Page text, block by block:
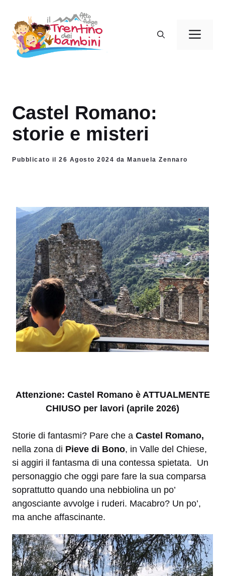
contenuto
Castel Romano:
storie e misteri
Pubblicato il 26 Agosto 2024 da Manuela Zennaro
Attenzione: Castel Romano è ATTUALMENTE
CHIUSO per lavori (aprile 2026)
Storie di fantasmi? Pare che a Castel Romano,
nella zona di Pieve di Bono, in Valle del Chiese,
si aggiri il fantasma di una contessa spietata. Un
personaggio che oggi pare fare la sua comparsa
soprattutto quando una nebbiolina un po’
angosciante avvolge i ruderi. Macabro? Un po’,
ma anche affascinante.